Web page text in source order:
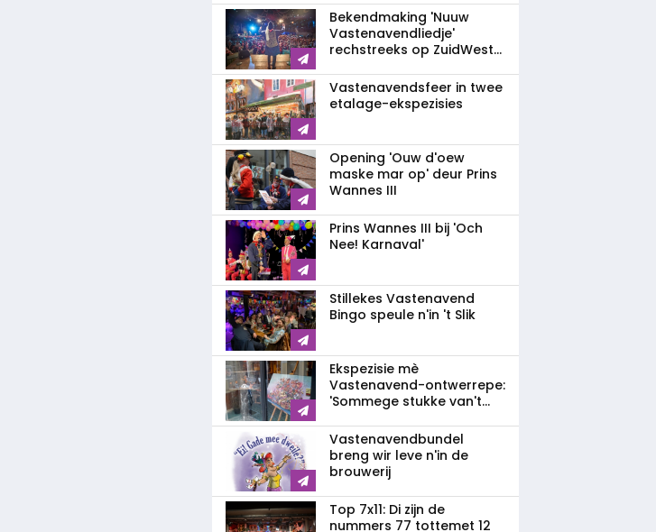
Bekendmaking 'Nuuw
Vastenavendliedje'
rechstreeks op ZuidWest...
Vastenavendsfeer in twee
etalage-ekspezisies
Opening 'Ouw d'oew
maske mar op' deur Prins
Wannes III
Prins Wannes III bij 'Och
Nee! Karnaval'
Stillekes Vastenavend
Bingo speule n'in 't Slik
Ekspezisie mè
Vastenavend-ontwerrepe:
'Sommege stukke van't...
Vastenavendbundel
breng wir leve n'in de
brouwerij
Top 7x11: Di zijn de
nummers 77 tottemet 12